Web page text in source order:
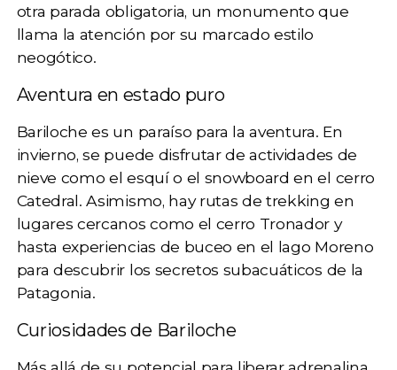
otra parada obligatoria, un monumento que
llama la atención por su marcado estilo
neogótico.
Aventura en estado puro
Bariloche es un paraíso para la aventura. En
invierno, se puede disfrutar de actividades de
nieve como el esquí o el snowboard en el cerro
Catedral. Asimismo, hay rutas de trekking en
lugares cercanos como el cerro Tronador y
hasta experiencias de buceo en el lago Moreno
para descubrir los secretos subacuáticos de la
Patagonia.
Curiosidades de Bariloche